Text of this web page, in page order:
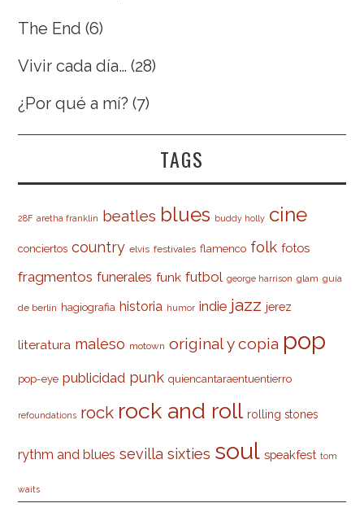
The End (6)
Vivir cada día… (28)
¿Por qué a mí? (7)
TAGS
28F aretha franklin beatles blues buddy holly cine
conciertos country elvis festivales flamenco folk fotos
fragmentos funerales funk futbol george harrison glam guía
de berlín hagiografia historia humor indie jazz jerez
literatura maleso motown original y copia pop
pop-eye publicidad punk quiencantaraentuentierro
refoundations rock rock and roll rolling stones
rythm and blues sevilla sixties soul speakfest tom
waits